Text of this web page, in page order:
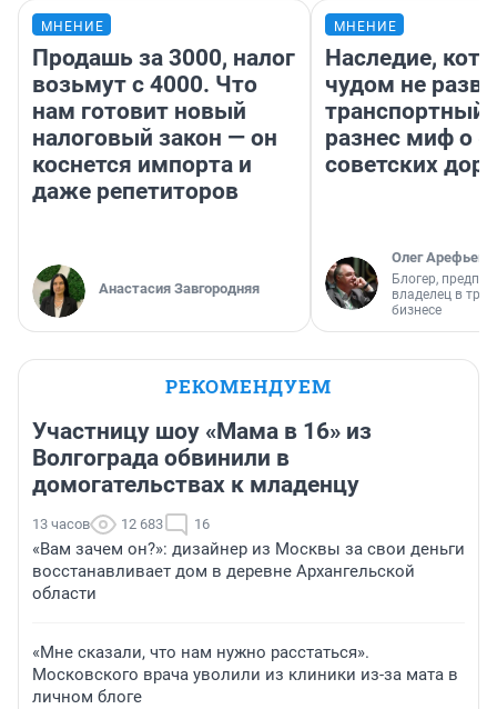
МНЕНИЕ
Продашь за 3000, налог
возьмут с 4000. Что
нам готовит новый
налоговый закон — он
коснется импорта и
даже репетиторов
Анастасия Завгородняя
МНЕНИЕ
Наследие,
чудом не
транспортный
разнес миф о
советских
Олег Арефьев
Блогер,
владелец в
бизнесе
РЕКОМЕНДУЕМ
Участницу шоу «Мама в 16» из
Волгограда обвинили в
домогательствах к младенцу
13 часов 12 683 16
«Вам зачем он?»: дизайнер из Москвы за свои деньги
восстанавливает дом в деревне Архангельской
области
«Мне сказали, что нам нужно расстаться».
Московского врача уволили из клиники из-за мата в
личном блоге